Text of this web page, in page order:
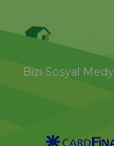
Bizi Sosyal